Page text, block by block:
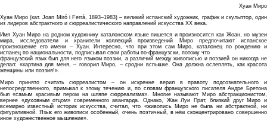
Хуан Миро
Хуан Миро (кат. Joan Miró i Ferrà, 1893–1983) – великий испанский художник, график и скульптор, один
из лидеров абстрактного и сюрреалистического направлений искусства XX века.
Имя Хуан Миро на родном художнику каталонском языке пишется и произносится как Жоан, но музеи
мира, исследователи и хранители коллекций произведений Миро предпочитают испанское
произношение его имени – Хуан. Интересно, что при этом сам Миро, каталонец по рождению и
испанец по национальности, подписывал свои работы по-французски, потому что
французский язык был для него языком поэзии, а различий между живописью и поэзией он никогда не
делал: «картина для меня, – говорил Миро, – сродни вспышке. Она должна ослеплять, как красота
женщины или поэзия!».
Миро принято считать сюрреалистом – он искренне верил в правоту подсознательного и
непосредственного, примыкал к этому течению и, по словам французского писателя Андре Бретона
был «самым красивым пером на шляпе сюрреализма». Многие называют Миро абстракционистом,
вернее «духовным отцом» современного авангарда. Однако, Жан Луи Прат, близкий друг Миро и
всемирно известный историк искусства, считал, что «живопись Миро не была ни абстрактной, ни
фигуративной. Язык его живописи особенный, очень поэтичный, в нём сконцентрировано совершенно
иное художественное мышление».